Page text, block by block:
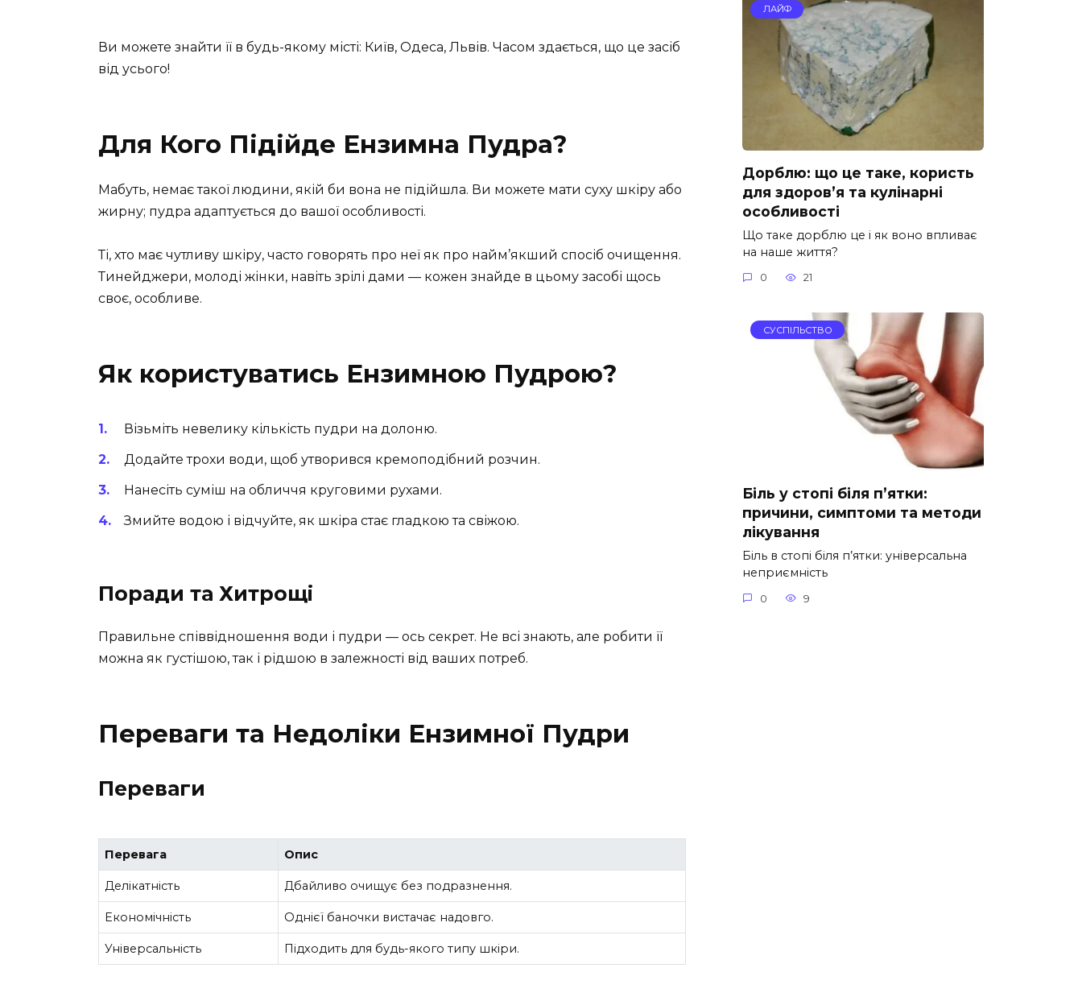
Ви можете знайти її в будь-якому місті: Київ, Одеса, Львів. Часом здається, що це засіб
від усього!
Для Кого Підійде Ензимна Пудра?
Мабуть, немає такої людини, якій би вона не підійшла. Ви можете мати суху шкіру або
жирну; пудра адаптується до вашої особливості.
Ті, хто має чутливу шкіру, часто говорять про неї як про найм’якший спосіб очищення.
Тинейджери, молоді жінки, навіть зрілі дами — кожен знайде в цьому засобі щось
своє, особливе.
Як користуватись Ензимною Пудрою?
Візьміть невелику кількість пудри на долоню.
Додайте трохи води, щоб утворився кремоподібний розчин.
Нанесіть суміш на обличчя круговими рухами.
Змийте водою і відчуйте, як шкіра стає гладкою та свіжою.
Поради та Хитрощі
Правильне співвідношення води і пудри — ось секрет. Не всі знають, але робити її
можна як густішою, так і рідшою в залежності від ваших потреб.
Переваги та Недоліки Ензимної Пудри
Переваги
Перевага Опис
Делікатність Дбайливо очищує без подразнення.
Економічність Однієї баночки вистачає надовго.
Універсальність Підходить для будь-якого типу шкіри.
ЛАЙФ
Дорблю: що це таке, користь
для здоров’я та кулінарні
особливості
Що таке дорблю це і як воно впливає
на наше життя?
0 21
СУСПІЛЬСТВО
Біль у стопі біля п’ятки:
причини, симптоми та методи
лікування
Біль в стопі біля п’ятки: універсальна
неприємність
0 9